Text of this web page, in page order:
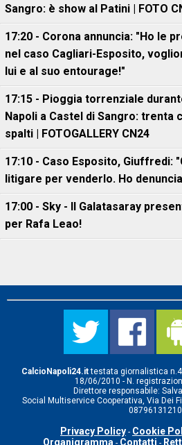
Sangro: è show al Patini | FOTO
17:20 - Corona annuncia: "Ho le
nel caso Cagliari-Esposito,
lui e al suo entourage!"
17:15 - Pioggia torrenziale
Napoli a Castel di Sangro:
spalti | FOTOGALLERY CN24
17:10 - Caso Esposito, Giuffredi:
litigare per venderlo. Ho
17:00 - Sky - Il Galatasaray
per Rafa Leao!
CalcioNapoli24.ittestata giornalistica
18/06/2010 - N.
Direttore responsabile:
Social Multiservice Cooperativa, Via Dei
08796131210
Privacy Policy - Cookie
Organigramma
Contatti